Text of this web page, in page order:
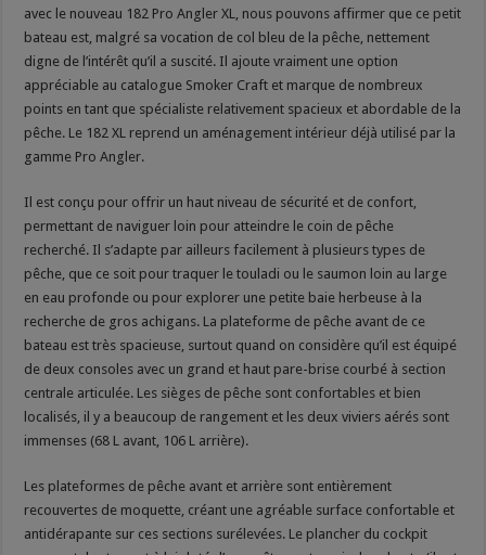
avec le nouveau 182 Pro Angler XL, nous pouvons affirmer que ce petit
bateau est, malgré sa vocation de col bleu de la pêche, nettement
digne de l’intérêt qu’il a suscité. Il ajoute vraiment une option
appréciable au catalogue Smoker Craft et marque de nombreux
points en tant que spécialiste relativement spacieux et abordable de la
pêche. Le 182 XL reprend un aménagement intérieur déjà utilisé par la
gamme Pro Angler.
Il est conçu pour offrir un haut niveau de sécurité et de confort,
permettant de naviguer loin pour atteindre le coin de pêche
recherché. Il s’adapte par ailleurs facilement à plusieurs types de
pêche, que ce soit pour traquer le touladi ou le saumon loin au large
en eau profonde ou pour explorer une petite baie herbeuse à la
recherche de gros achigans. La plateforme de pêche avant de ce
bateau est très spacieuse, surtout quand on considère qu’il est équipé
de deux consoles avec un grand et haut pare-brise courbé à section
centrale articulée. Les sièges de pêche sont confortables et bien
localisés, il y a beaucoup de rangement et les deux viviers aérés sont
immenses (68 L avant, 106 L arrière).
Les plateformes de pêche avant et arrière sont entièrement
recouvertes de moquette, créant une agréable surface confortable et
antidérapante sur ces sections surélevées. Le plancher du cockpit